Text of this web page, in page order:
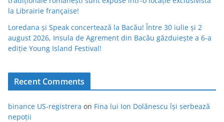
la Librairie française!
Loredana și Speak concertează la Bacău! Între 30 iulie și 2
august 2026, Insula de Agrement din Bacău găzduiește a 6-a
ediție Young Island Festival!
Recent Comments
binance US-registrera on Fina lui Ion Dolănescu își serbează
nepoții